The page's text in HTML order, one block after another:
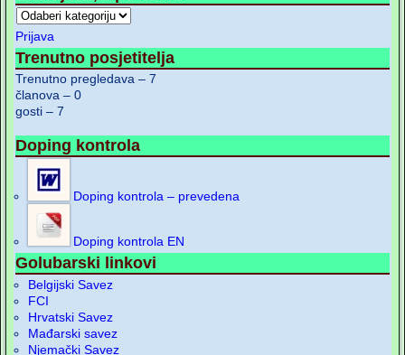
Prijava
Trenutno posjetitelja
Trenutno pregledava – 7
članova – 0
gosti – 7
Doping kontrola
Doping kontrola – prevedena
Doping kontrola EN
Golubarski linkovi
Belgijski Savez
FCI
Hrvatski Savez
Mađarski savez
Njemački Savez